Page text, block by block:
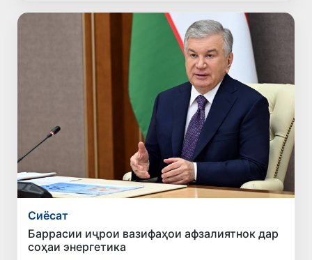
Сиёсат
Баррасии иҷрои вазифаҳои афзалиятнок дар
соҳаи энергетика